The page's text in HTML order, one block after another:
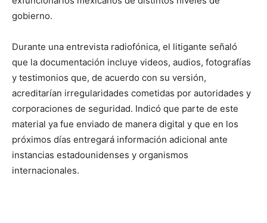
gobierno.
Durante una entrevista radiofónica, el litigante señaló
que la documentación incluye videos, audios, fotografías
y testimonios que, de acuerdo con su versión,
acreditarían irregularidades cometidas por autoridades y
corporaciones de seguridad. Indicó que parte de este
material ya fue enviado de manera digital y que en los
próximos días entregará información adicional ante
instancias estadounidenses y organismos
internacionales.